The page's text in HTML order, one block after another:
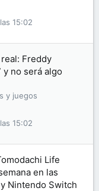
15:02
Freddy
y no será algo
y juegos
15:02
Life
en las
Nintendo Switch